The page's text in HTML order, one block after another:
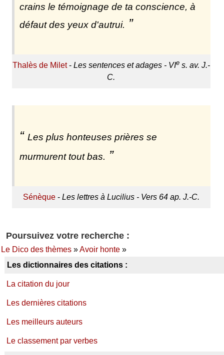
crains le témoignage de ta conscience, à
défaut des yeux d'autrui.
Thalès de Milet- Les sentences et adages - VIes. av. J.-
C.
Les plus honteuses prières se
murmurent tout bas.
Sénèque- Les lettres à Lucilius - Vers 64 ap. J.-C.
Poursuivez votre recherche :
Le Dico des thèmes»Avoir honte»
Les dictionnaires des citations :
La citation du jour
Les dernières citations
Les meilleurs auteurs
Le classement par verbes